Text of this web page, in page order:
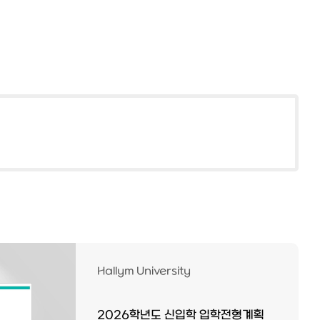
Hallym University
2026학년도 신입학 입학전형계획